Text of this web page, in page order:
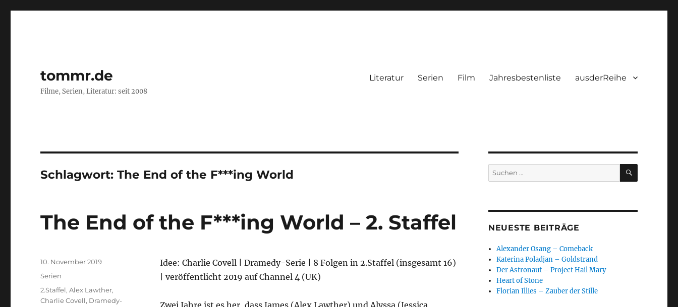
tommr.de
Filme, Serien, Literatur: seit 2008
Literatur Serien Film Jahresbestenliste ausderReihe
Schlagwort:The End of the F***ing World
The End of the F***ing World – 2. Staffel
Idee: Charlie Covell | Dramedy-Serie | 8 Folgen in 2.Staffel (insgesamt 16)
| veröffentlicht 2019 auf Channel 4 (UK)
Zwei Jahre ist es her, dass James (Alex Lawther) und Alyssa (Jessica
Veröffentlicht
10. November 2019
Kategorien
Serien
Schlagwörter
2.Staffel,Alex Lawther,
Charlie Covell, Dramedy-
Suchen
nach:
SUCHEN
NEUESTE BEITRÄGE
Alexander Osang – Comeback
Katerina Poladjan – Goldstrand
Der Astronaut – Project Hail Mary
Heart of Stone
Florian Illies – Zauber der Stille